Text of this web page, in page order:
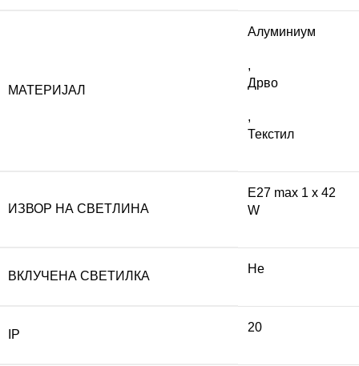
МАТЕРИЈАЛ
Алуминиум
,
Дрво
,
Текстил
ИЗВОР НА СВЕТЛИНА
E27 max 1 x 42
W
ВКЛУЧЕНА СВЕТИЛКА
Не
IP
20